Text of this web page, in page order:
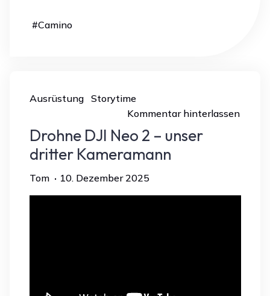
#Camino
Ausrüstung
Storytime
Kommentar hinterlassen
Drohne DJI Neo 2 – unser
dritter Kameramann
Tom 10. Dezember 2025